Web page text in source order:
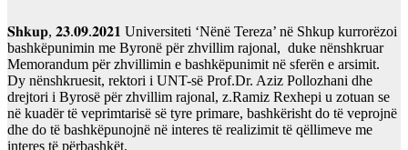
𝐒𝐡𝐤𝐮𝐩, 𝟐𝟑.𝟎𝟗.𝟐𝟎𝟐𝟏 Universiteti ‘Nënë Tereza’ në Shkup kurrorëzoi
bashkëpunimin me Byronë për zhvillim rajonal, duke nënshkruar
Memorandum për zhvillimin e bashkëpunimit në sferën e arsimit.
Dy nënshkruesit, rektori i UNT-së Prof.Dr. Aziz Pollozhani dhe
drejtori i Byrosë për zhvillim rajonal, z.Ramiz Rexhepi u zotuan se
në kuadër të veprimtarisë së tyre primare, bashkërisht do të veprojnë
dhe do të bashkëpunojnë në interes të realizimit të qëllimeve me
interes të përbashkët.